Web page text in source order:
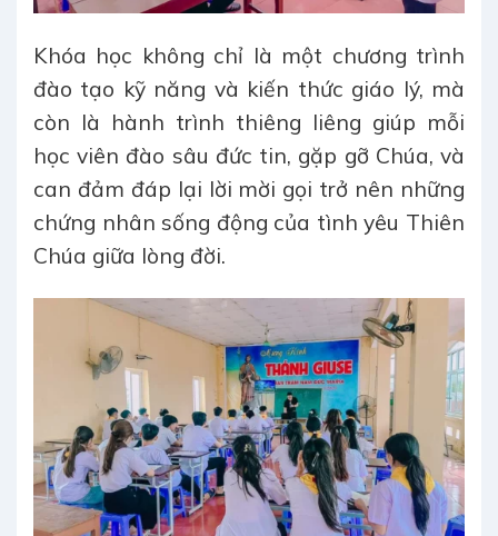
Khóa học không chỉ là một chương trình
đào tạo kỹ năng và kiến thức giáo lý, mà
còn là hành trình thiêng liêng giúp mỗi
học viên đào sâu đức tin, gặp gỡ Chúa, và
can đảm đáp lại lời mời gọi trở nên những
chứng nhân sống động của tình yêu Thiên
Chúa giữa lòng đời.